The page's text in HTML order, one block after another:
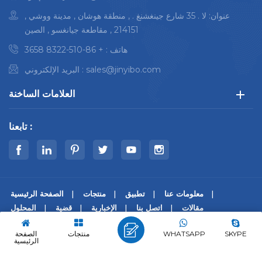
عنوان: لا . 35 شارع جينغشنغ . , منطقة هوشان , مدينة ووشي ,
214151 , مقاطعة جيانغسو , الصين
هاتف : + 86-510-8322 3658
البريد الإلكتروني : sales@jinyibo.com
العلامات الساخنة
تابعنا :
الصفحة الرئيسية منتجات تطبيق
معلومات عنا
المحلول
قضية الإخبارية اتصل بنا
مقالات
كل الحقوق محفوظة.
الصفحة
الرئيسية
منتجات SKYPE
WHATSAPP